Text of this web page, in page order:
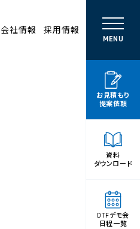
MENU
会社情報 採用情報
お見積もり
提案依頼
資料
ダウンロード
DTFデモ会
日程一覧